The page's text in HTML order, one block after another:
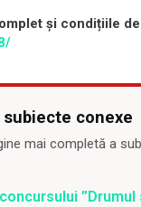
și condițiile
conexe
mai completă a